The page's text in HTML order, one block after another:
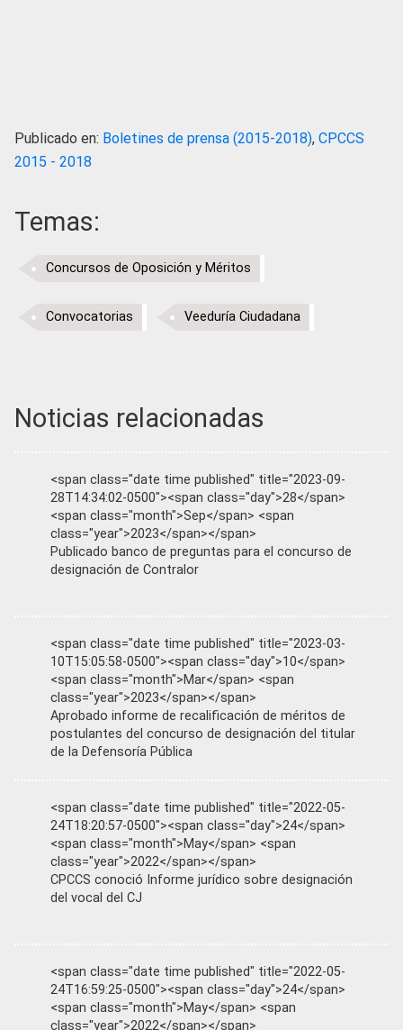
Publicado en: Boletines de prensa (2015-2018), CPCCS
2015 - 2018
Temas:
Concursos de Oposición y Méritos
Convocatorias Veeduría Ciudadana
Noticias relacionadas
<span class="date time published" title="2023-09-
28T14:34:02-0500"><span class="day">28</span>
<span class="month">Sep</span> <span
class="year">2023</span></span>
Publicado banco de preguntas para el concurso de
designación de Contralor
<span class="date time published" title="2023-03-
10T15:05:58-0500"><span class="day">10</span>
<span class="month">Mar</span> <span
class="year">2023</span></span>
Aprobado informe de recalificación de méritos de
postulantes del concurso de designación del titular
de la Defensoría Pública
<span class="date time published" title="2022-05-
24T18:20:57-0500"><span class="day">24</span>
<span class="month">May</span> <span
class="year">2022</span></span>
CPCCS conoció Informe jurídico sobre designación
del vocal del CJ
<span class="date time published" title="2022-05-
24T16:59:25-0500"><span class="day">24</span>
<span class="month">May</span> <span
class="year">2022</span></span>